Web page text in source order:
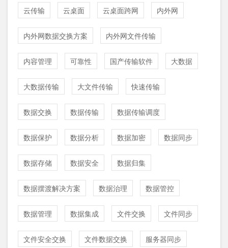
云传输 云桌面 云桌面跨网 内外网
内外网数据交换方案 内外网文件传输
内容管理 可靠性 国产传输软件 大数据
大数据传输 大文件传输 快速传输
数据交换 数据传输 数据传输调度
数据保护 数据分析 数据加密 数据同步
数据存储 数据安全 数据归集
数据摆渡解决方案 数据治理 数据管控
数据管理 数据集成 文件交换 文件同步
文件安全交换 文件数据交换 服务器同步